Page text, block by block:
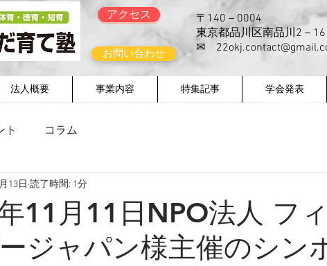
アクセス
お問い合わせ
〒140－0004
東京都品川区南品川2－
​✉
法人概要 事業内容 特集記事 学会発表
ト コラム
11月11日NPO法人 フ
ジャパン様主催のシン
13日 読了時間: 1分